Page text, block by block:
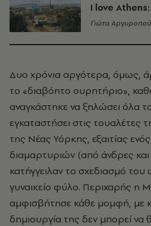
I love
Γιώτα
Δυο χρόνια αργότερα, όμως,
το «διαβόητο ουρητήριο»,
αναγκάστηκε να ξηλώσει όλα
εγκαταστήσει στις τουαλέτες
της Νέας Υόρκης, εξαιτίας
διαμαρτυριών (από άνδρες και
κατήγγειλαν το σχεδιασμό του
γυναικείο φύλο. Περιχαρής η
αμφισβήτησε κάθε μομφή, με
δημιουργία της δεν μπορεί να